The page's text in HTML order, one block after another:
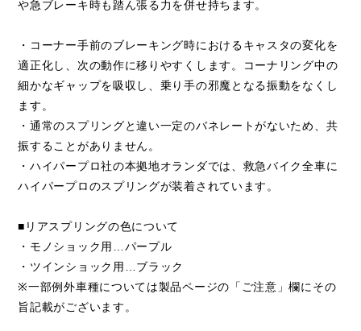
や急ブレーキ時も踏ん張る力を併せ持ちます。
・コーナー手前のブレーキング時におけるキャスタの変化を
適正化し、次の動作に移りやすくします。コーナリング中の
細かなギャップを吸収し、乗り手の邪魔となる振動をなくし
ます。
・通常のスプリングと違い一定のバネレートがないため、共
振することがありません。
・ハイパープロ社の本拠地オランダでは、救急バイク全車に
ハイパープロのスプリングが装着されています。
■リアスプリングの色について
・モノショック用…パープル
・ツインショック用…ブラック
※一部例外車種については製品ページの「ご注意」欄にその
旨記載がございます。